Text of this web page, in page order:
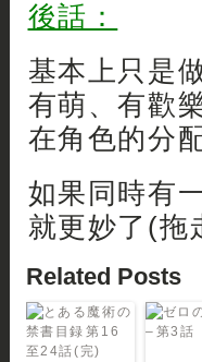
後話：
基本上只是
有萌、有歡
在角色的分
如果同時有
就更妙了(拖
Related Posts